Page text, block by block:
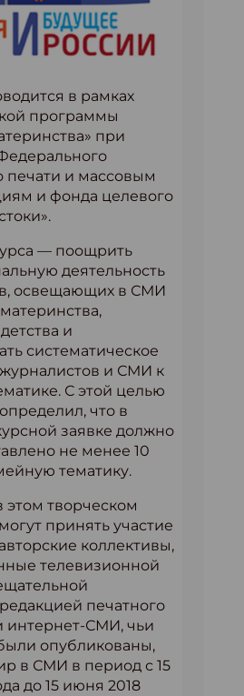
в рамках
программы
при
печати и массовым
и фонда целевого
— поощрить
деятельность
освещающих в СМИ
и
систематическое
и СМИ к
С этой целью
что в
заявке должно
не менее 10
тематику.
этом творческом
принять участие
коллективы,
телевизионной
печатного
интернет-СМИ, чьи
опубликованы,
в СМИ в период с 15
до 15 июня 2018